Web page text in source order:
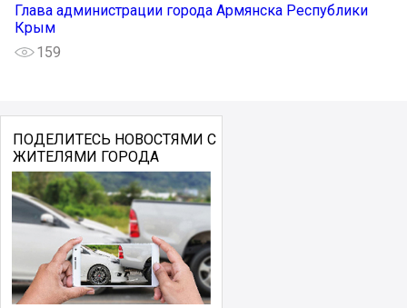
Глава администрации города Армянска Республики
Крым
159
ПОДЕЛИТЕСЬ НОВОСТЯМИ С
ЖИТЕЛЯМИ ГОРОДА